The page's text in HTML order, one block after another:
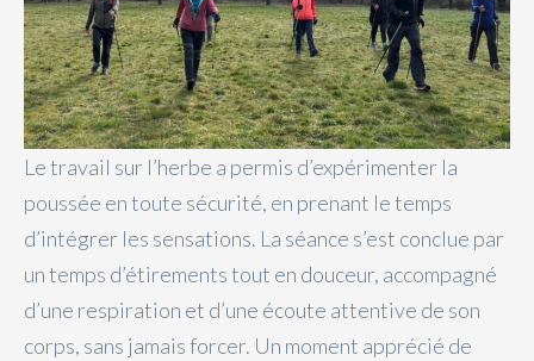
Le travail sur l’herbe a permis d’expérimenter la
poussée en toute sécurité, en prenant le temps
d’intégrer les sensations. La séance s’est conclue par
un temps d’étirements tout en douceur, accompagné
d’une respiration et d’une écoute attentive de son
corps, sans jamais forcer. Un moment apprécié de